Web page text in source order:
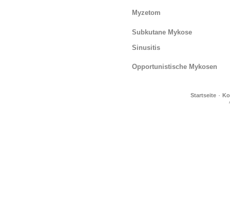
Myzetom
Subkutane Mykose
Sinusitis
Opportunistische Mykosen
Startseite·